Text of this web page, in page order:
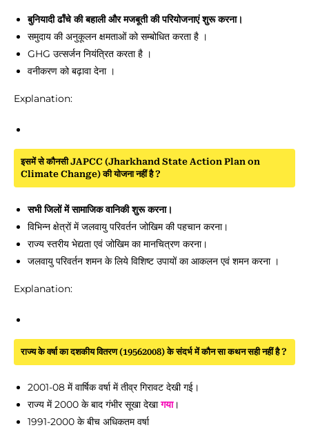
बुनियादी ढाँचे की बहाली और मजबूती की परियोजनाएं शुरू करना।
समुदाय की अनुकूलन क्षमताओं को सम्बोधित करता है ।
GHG उत्सर्जन नियंत्रित करता है ।
वनीकरण को बढ़ावा देना ।
Explanation:
इसमें से कौनसी JAPCC (Jharkhand State Action Plan on
Climate Change) की योजना नहीं है ?
सभी जिलों में सामाजिक वानिकी शुरू करना।
विभिन्न क्षेत्रों में जलवायु परिवर्तन जोखिम की पहचान करना।
राज्य स्तरीय भेद्यता एवं जोखिम का मानचित्रण करना।
जलवायु परिवर्तन शमन के लिये विशिष्ट उपायों का आकलन एवं शमन करना ।
Explanation:
राज्य के वर्षा का दशकीय वितरण (19562008) के संदर्भ में कौन सा कथन सही नहीं है ?
2001-08 में वार्षिक वर्षा में तीव्र गिरावट देखी गई।
राज्य में 2000 के बाद गंभीर सूखा देखागया।
1991-2000 के बीच अधिकतम वर्षा